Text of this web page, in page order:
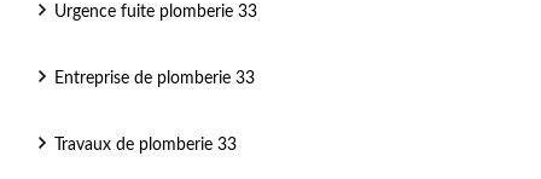
Urgence fuite plomberie 33
Entreprise de plomberie 33
Travaux de plomberie 33